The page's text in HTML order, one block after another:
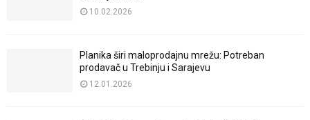
10.02.2026
Planika širi maloprodajnu mrežu: Potreban
prodavač u Trebinju i Sarajevu
12.01.2026